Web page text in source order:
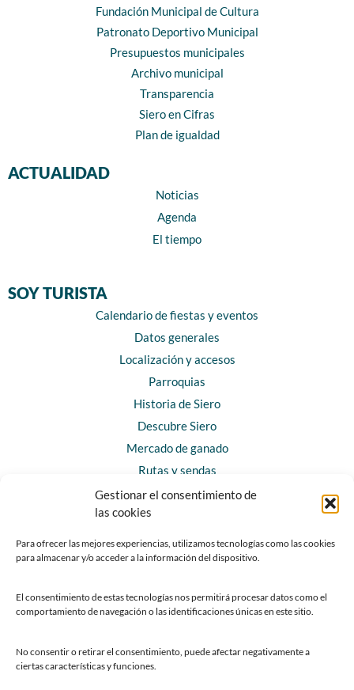
Gestionar el consentimiento de
las cookies
Para ofrecer las mejores experiencias, utilizamos tecnologías como las cookies
para almacenar y/o acceder a la información del dispositivo.
El consentimiento de estas tecnologías nos permitirá procesar datos como el
comportamiento de navegación o las identificaciones únicas en este sitio.
No consentir o retirar el consentimiento, puede afectar negativamente a
ciertas características y funciones.
Fundación Municipal de Cultura
Patronato Deportivo Municipal
Presupuestos municipales
Archivo municipal
Transparencia
Siero en Cifras
Plan de igualdad
ACTUALIDAD
Noticias
Agenda
El tiempo
SOY TURISTA
Calendario de fiestas y eventos
Datos generales
Localización y accesos
Parroquias
Historia de Siero
Descubre Siero
Mercado de ganado
Rutas y sendas
Horarios y contacto
Teléfonos de interés
Chatbot Siero
SEDES ELECTRÓNICAS
Sede del Ayuntamiento de Siero